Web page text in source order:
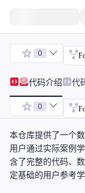
0
代码介绍 代
0
本仓库提供了一个
用户通过实际案例
含了完整的代码、
定基础的用户参考